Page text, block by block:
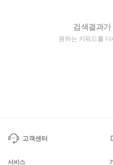
검색결과
원하는 키워드를
고객센터
서비스